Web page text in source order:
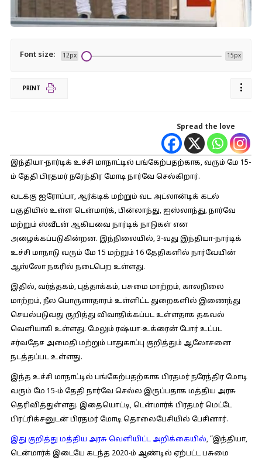
Font size: 12px 15px
PRINT
Spread the love
இந்தியா-நார்டிக் உச்சி மாநாட்டில் பங்கேற்பதற்காக, வரும் மே 15-
ம் தேதி பிரதமர் நரேந்திர மோடி நார்வே செல்கிறார்.
வடக்கு ஐரோப்பா, ஆர்க்டிக் மற்றும் வட அட்லான்டிக் கடல்
பகுதியில் உள்ள டென்மார்க், பின்லாந்து, ஐஸ்லாந்து, நார்வே
மற்றும் ஸ்வீடன் ஆகியவை நார்டிக் நாடுகள் என
அழைக்கப்படுகின்றன. இந்நிலையில், 3-வது இந்தியா-நார்டிக்
உச்சி மாநாடு வரும் மே 15 மற்றும் 16 தேதிகளில் நார்வேயின்
ஆஸ்லோ நகரில் நடைபெற உள்ளது.
இதில், வர்த்தகம், புத்தாக்கம், பசுமை மாற்றம், காலநிலை
மாற்றம், நீல பொருளாதாரம் உள்ளிட்ட துறைகளில் இணைந்து
செயல்படுவது குறித்து விவாதிக்கப்பட உள்ளதாக தகவல்
வெளியாகி உள்ளது. மேலும் ரஷ்யா-உக்ரைன் போர் உட்பட
சர்வதேச அமைதி மற்றும் பாதுகாப்பு குறித்தும் ஆலோசனை
நடத்தப்பட உள்ளது.
இந்த உச்சி மாநாட்டில் பங்கேற்பதற்காக பிரதமர் நரேந்திர மோடி
வரும் மே 15-ம் தேதி நார்வே செல்ல இருப்பதாக மத்திய அரசு
தெரிவித்துள்ளது. இதையொட்டி, டென்மார்க் பிரதமர் மெட்டே
பிரட்ரிக்சனுடன் பிரதமர் மோடி தொலைபேசியில் பேசினார்.
இது குறித்து மத்திய அரசு வெளியிட்ட அறிக்கையில், “இந்தியா,
டென்மார்க் இடையே கடந்த 2020-ம் ஆண்டில் ஏற்பட்ட பசுமை